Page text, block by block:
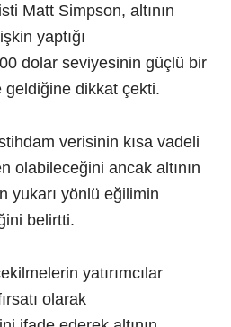
Matt Simpson, altının
yaptığı
dolar seviyesinin güçlü bir
dikkat çekti.
verisinin kısa vadeli
olabileceğini ancak altının
yukarı yönlü eğilimin
belirtti.
yatırımcılar
olarak